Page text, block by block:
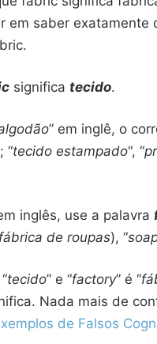
em saber
significa tecido.
” em inglê, o
“tecido estampado“, “
inglês, use a palavra
fábrica de roupas), “
tecido” e “factory” é “
Nada mais de
de Falsos